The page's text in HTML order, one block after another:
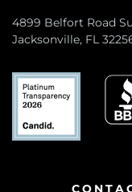
4899 Belfort Road
Jacksonville, FL